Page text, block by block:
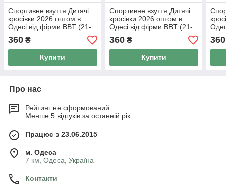
Спортивне взуття Дитячі
кросівки 2026 оптом в
Одесі від фірми BBT (21-
26)
360 ₴
Купити
Спортивне взуття Дитячі
кросівки 2026 оптом в
Одесі від фірми BBT (21-
26)
360₴
Купити
26)
360
Про нас
Рейтинг не сформований
Менше 5 відгуків за останній рік
Працює з 23.06.2015
м. Одеса
7 км, Одеса, Україна
Контакти